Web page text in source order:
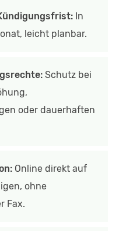
In
leicht planbar.
Schutz bei
oder dauerhaften
Online direkt auf
ohne
Fax.